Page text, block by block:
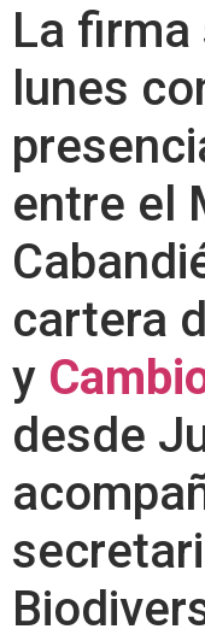
La
lunes
entre el
cartera
y
desde